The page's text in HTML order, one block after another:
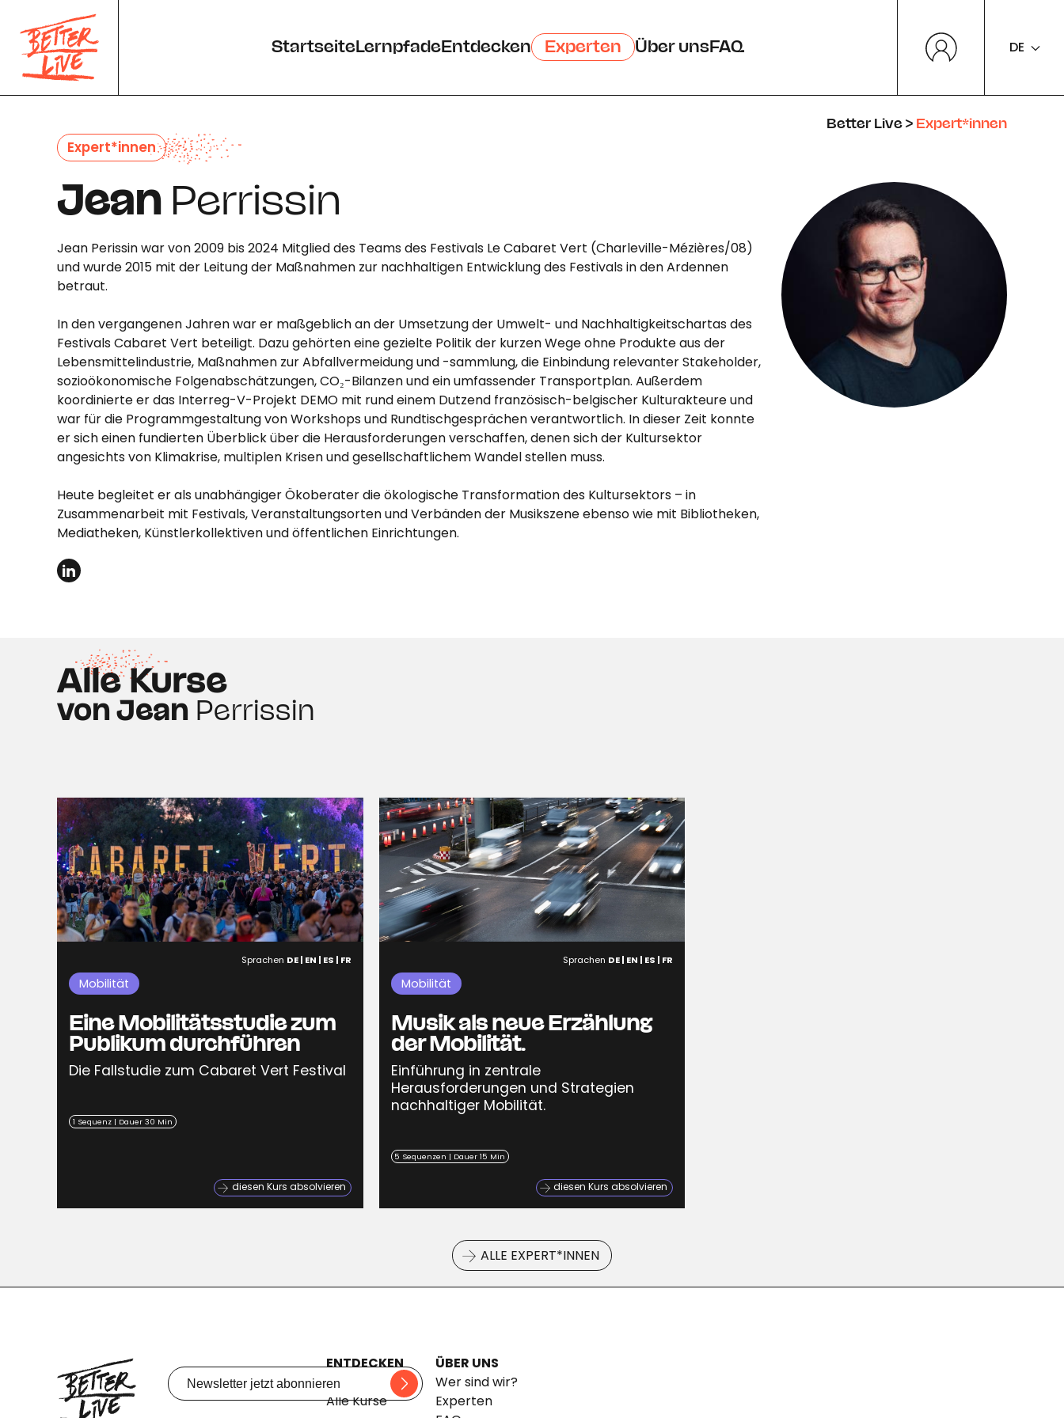
Startseite Lernpfade Entdecken Experten Über uns FAQ DE
Better Live > Expert*innen
Expert*innen
Jean Perrissin
Jean Perissin war von 2009 bis 2024 Mitglied des Teams des Festivals Le Cabaret Vert (Charleville-Mézières/08)
und wurde 2015 mit der Leitung der Maßnahmen zur nachhaltigen Entwicklung des Festivals in den Ardennen
betraut.
In den vergangenen Jahren war er maßgeblich an der Umsetzung der Umwelt- und Nachhaltigkeitschartas des
Festivals Cabaret Vert beteiligt. Dazu gehörten eine gezielte Politik der kurzen Wege ohne Produkte aus der
Lebensmittelindustrie, Maßnahmen zur Abfallvermeidung und -sammlung, die Einbindung relevanter Stakeholder,
sozioökonomische Folgenabschätzungen, CO₂-Bilanzen und ein umfassender Transportplan. Außerdem
koordinierte er das Interreg-V-Projekt DEMO mit rund einem Dutzend französisch-belgischer Kulturakteure und
war für die Programmgestaltung von Workshops und Rundtischgesprächen verantwortlich. In dieser Zeit konnte
er sich einen fundierten Überblick über die Herausforderungen verschaffen, denen sich der Kultursektor
angesichts von Klimakrise, multiplen Krisen und gesellschaftlichem Wandel stellen muss.
Heute begleitet er als unabhängiger Ökoberater die ökologische Transformation des Kultursektors – in
Zusammenarbeit mit Festivals, Veranstaltungsorten und Verbänden der Musikszene ebenso wie mit Bibliotheken,
Mediatheken, Künstlerkollektiven und öffentlichen Einrichtungen.
Alle Kurse
von Jean Perrissin
Sprachen DE | EN | ES | FR
Mobilität
Eine Mobilitätsstudie zum
Publikum durchführen
Die Fallstudie zum Cabaret Vert Festival
1 Sequenz | Dauer 30 Min
diesen Kurs absolvieren
Sprachen DE | EN | ES | FR
Mobilität
Musik als neue Erzählung
der Mobilität.
Einführung in zentrale
Herausforderungen und Strategien
nachhaltiger Mobilität.
5 Sequenzen | Dauer 15 Min
diesen Kurs absolvieren
ALLE EXPERT*INNEN
ENTDECKEN
Lernpfade
Alle Kurse
ÜBER UNS
Wer sind wir?
Experten
Cookie-Einstellungen